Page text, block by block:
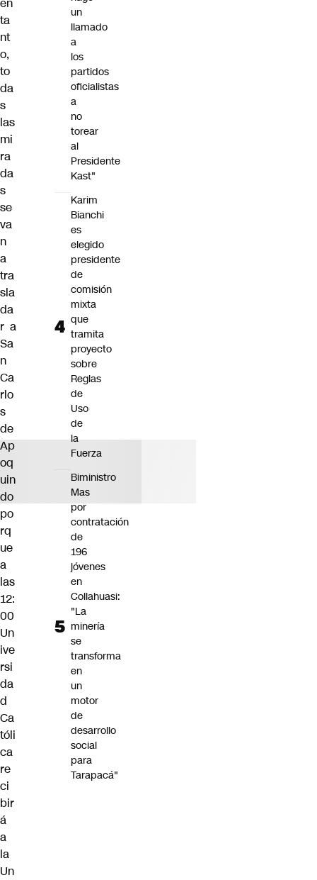
ta
nt
o,
to
da
s
las
mi
ra
da
s
se
va
n
a
tra
sla
da
r a
Sa
n
Ca
rlo
s
de
Ap
oq
uin
do
po
rq
ue
a
las
12:
00
Un
ive
rsi
da
d
Ca
tóli
ca
re
ci
bir
á
a
la
Un
un
llamado
a
los
partidos
oficialistas
a
no
torear
al
Presidente
Kast"
Karim
Bianchi
es
elegido
presidente
de
comisión
mixta
que
tramita
proyecto
sobre
Reglas
de
Uso
de
la
Fuerza
Biministro
Mas
por
contratación
de
196
jóvenes
en
Collahuasi:
"La
minería
se
transforma
en
un
motor
de
desarrollo
social
para
Tarapacá"